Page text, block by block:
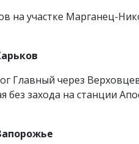
на участке Марганец-
Главный через
без захода на станции